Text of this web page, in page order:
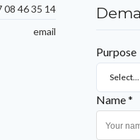
08 46 35 14
email
Purpose
Select...
Name *